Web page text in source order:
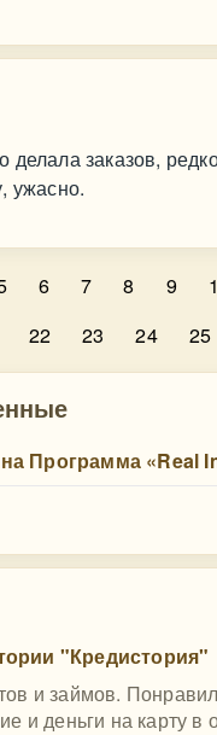
делала заказов,
ужасно.
6 7 8 9
22 23 24 25
Программа «Real
"Кредистория"
и займов.
и деньги на карту